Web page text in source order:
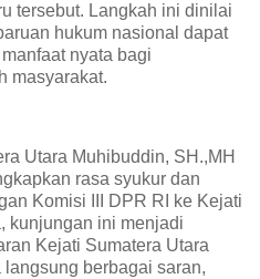
tersebut. Langkah ini dinilai
hukum nasional dapat
nyata bagi
masyarakat.
Utara Muhibuddin, SH.,MH
rasa syukur dan
Komisi III DPR RI ke Kejati
kunjungan ini menjadi
Kejati Sumatera Utara
berbagai saran,